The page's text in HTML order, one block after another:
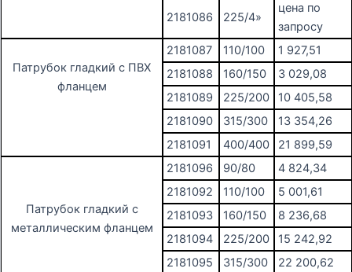
2181086 225/4»
цена по
запросу
Патрубок гладкий с ПВХ
фланцем
2181087 110/100
1 927,51
2181088
160/150
3 029,08
2181089
225/200
10 405,58
2181090
315/300
13 354,26
2181091
400/400 21 899,59
Патрубок гладкий с
металлическим фланцем
2181096 90/80
4 824,34
2181092
110/100
5 001,61
2181093
160/150
8 236,68
2181094
225/200
15 242,92
2181095
315/300
22 200,62